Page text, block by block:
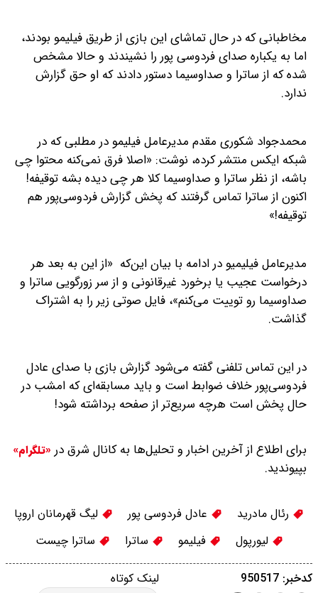
مخاطبانی که در حال تماشای این بازی از طریق فیلیمو بودند،
اما به یکباره صدای فردوسی پور را نشیندند و حالا مشخص
شده که از ساترا و صداوسیما دستور دادند که او حق گزارش
ندارد.
محمدجواد شکوری مقدم مدیرعامل فیلیمو در مطلبی که در
شبکه ایکس منتشر کرده، نوشت: «اصلا فرق نمی‌کنه محتوا چی
باشه، از نظر ساترا و صداوسیما کلا هر چی دیده بشه توقیفه!
اکنون⁩ از ساترا تماس گرفتند که پخش گزارش فردوسی‌پور⁩ هم
توقیفه!»
مدیرعامل فیلیمیو در ادامه با بیان این‌که ‌ «از این به بعد هر
درخواست عجیب یا برخورد غیرقانونی و از سر زورگویی ساترا و
صداوسیما رو توییت می‌کنم»، فایل صوتی زیر را به اشتراک
گذاشت.
در این تماس تلفنی گفته می‌شود گزارش بازی با صدای عادل
فردوسی‌پور خلاف ضوابط است و باید مسابقه‌ای که امشب در
حال پخش است هرچه سریع‌تر از صفحه برداشته شود!
برای اطلاع از آخرین اخبار و تحلیل‌ها به کانال شرق در «تلگرام»
بپیوندید.
رئال مادرید عادل فردوسی پور
لیگ قهرمانان اروپا
لیورپول
فیلیمو ساترا ساترا چیست
لینک کوتاه کدخبر: 950517